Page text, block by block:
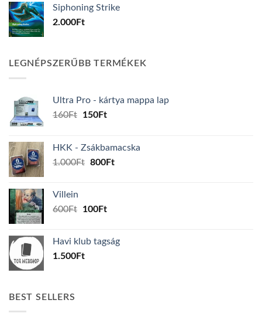
Siphoning Strike
2.000Ft
LEGNÉPSZERŰBB TERMÉKEK
Ultra Pro - kártya mappa lap
160Ft
Original
160Ft.
150FtCurrent
150Ft.
HKK - Zsákbamacska
1.000Ft Original
800FtCurrent
Villein
600Ft
Original
600Ft.
100FtCurrent
100Ft.
Havi klub tagság
1.500Ft
BEST SELLERS